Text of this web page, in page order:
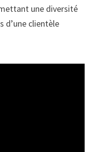
une diversité
d’une clientèle